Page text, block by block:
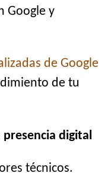
Google y
de Google
de tu
digital
técnicos.